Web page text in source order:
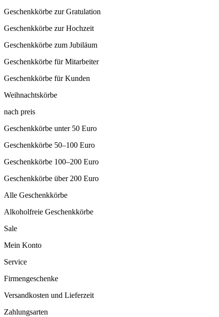
Geschenkkörbe zur Gratulation
Geschenkkörbe zur Hochzeit
Geschenkkörbe zum Jubiläum
Geschenkkörbe für Mitarbeiter
Geschenkkörbe für Kunden
Weihnachtskörbe
nach preis
Geschenkkörbe unter 50 Euro
Geschenkkörbe 50–100 Euro
Geschenkkörbe 100–200 Euro
Geschenkkörbe über 200 Euro
Alle Geschenkkörbe
Alkoholfreie Geschenkkörbe
Sale
Mein Konto
Service
Firmengeschenke
Versandkosten und Lieferzeit
Zahlungsarten